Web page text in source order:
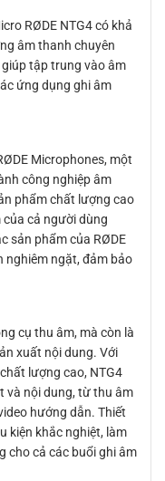
RØDE NTG4 có khả
âm thanh chuyên
tập trung vào âm
ứng dụng ghi âm
Microphones, một
công nghiệp âm
phẩm chất lượng cao
của cả người dùng
sản phẩm của RØDE
nghiêm ngặt, đảm bảo
cụ thu âm, mà còn là
xuất nội dung. Với
lượng cao, NTG4
và nội dung, từ thu âm
hướng dẫn. Thiết
kiện khắc nghiệt, làm
cho cả các buổi ghi âm